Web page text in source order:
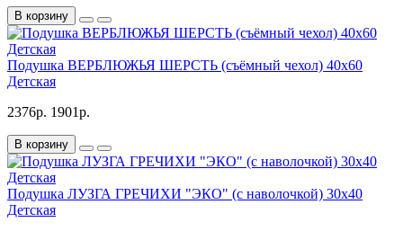
В корзину
Подушка ВЕРБЛЮЖЬЯ ШЕРСТЬ (съёмный чехол) 40х60
Детская
2376р. 1901р.
В корзину
Подушка ЛУЗГА ГРЕЧИХИ "ЭКО" (с наволочкой) 30х40
Детская